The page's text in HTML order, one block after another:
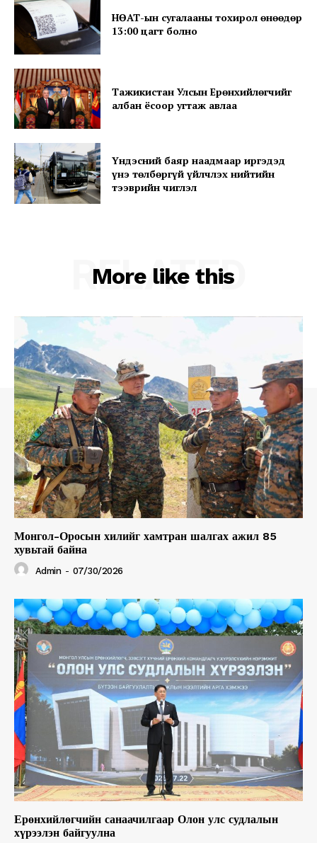
Company
About
Contact us
Subscription Plans
НӨАТ-ын сугалааны тохирол өнөөдөр
13:00 цагт болно
Тажикистан Улсын Ерөнхийлөгчийг
албан ёсоор угтаж авлаа
Үндэсний баяр наадмаар иргэдэд
үнэ төлбөргүй үйлчлэх нийтийн
тээврийн чиглэл
More like this
RELATED
Монгол-Оросын хилийг хамтран шалгах ажил 85
хувьтай байна
Admin - 07/30/2026
Ерөнхийлөгчийн санаачилгаар Олон улс судлалын
хүрээлэн байгуулна